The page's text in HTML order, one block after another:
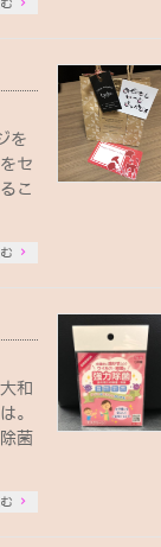
を
セ
こ
和
。
菌